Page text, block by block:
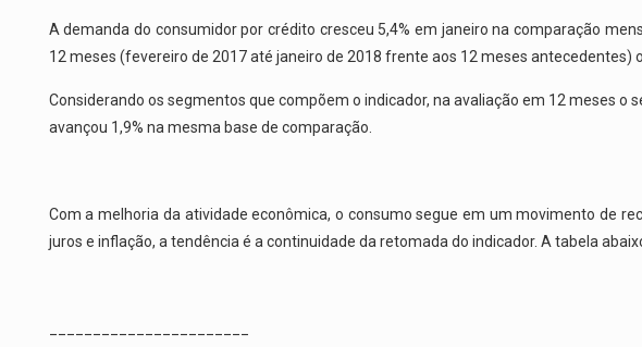
A demanda do consumidor por crédito cresceu 5,4% em janeiro na comparação
12 meses (fevereiro de 2017 até janeiro de 2018 frente aos 12 meses antecedentes)
Considerando os segmentos que compõem o indicador, na avaliação em 12 meses
avançou 1,9% na mesma base de comparação.
Com a melhoria da atividade econômica, o consumo segue em um movimento de
juros e inflação, a tendência é a continuidade da retomada do indicador. A tabela